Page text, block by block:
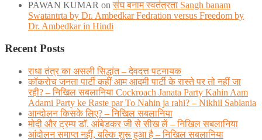
PAWAN KUMAR onसंघ बनाम स्वतंत्रता Sangh banam
Swatantrta by Dr. Ambedkar Fedration versus Freedom by
Dr. Ambedkar in Hindi
Recent Posts
राधा तंत्र का असली सिद्धांत – देवदत्त पटनायक
कॉकरोच जनता पार्टी कहीं आम आदमी पार्टी के रास्ते पर तो नहीं जा
रही? – निखिल सबलानिया Cockroach Janata Party Kahin Aam
Adami Party ke Raste par To Nahin ja rahi? – Nikhil Sablania
आन्दोलन किसके लिए? – निखिल सबलानिया
मोदी और ट्रम्प डाॅ. आंबेडकर जी से सीख लें – निखिल सबलानिया
आंदोलन समाप्त नहीं, बल्कि शुरू हुआ है – निखिल सबलानिया